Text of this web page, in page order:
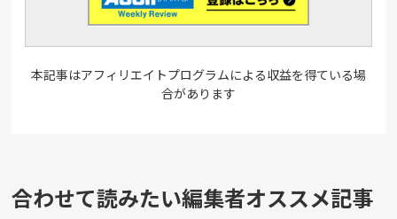
本記事はアフィリエイトプログラムによる収益を得ている場
合があります
合わせて読みたい編集者オススメ記事